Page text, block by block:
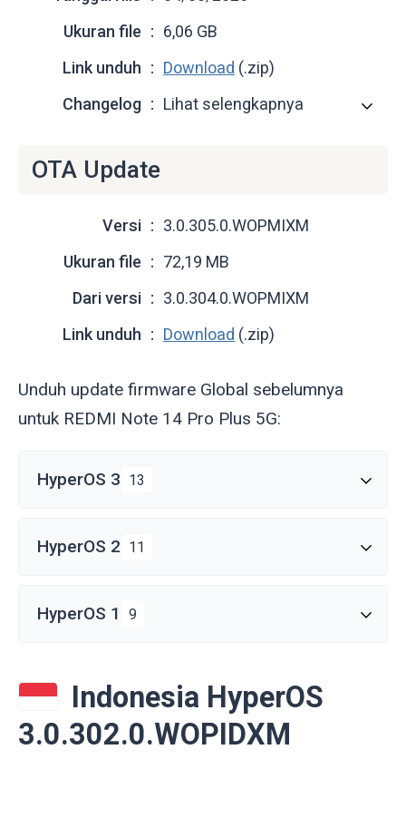
Ukuran file
6,06 GB
Link unduh
Download (.zip)
Changelog
Lihat selengkapnya
OTA Update
Versi
3.0.305.0.WOPMIXM
Ukuran file
72,19 MB
Dari versi
3.0.304.0.WOPMIXM
Link unduh
Download (.zip)
Unduh update firmware Global sebelumnya
untuk REDMI Note 14 Pro Plus 5G:
HyperOS 3 13
HyperOS 2 11
HyperOS 1 9
Indonesia HyperOS
3.0.302.0.WOPIDXM